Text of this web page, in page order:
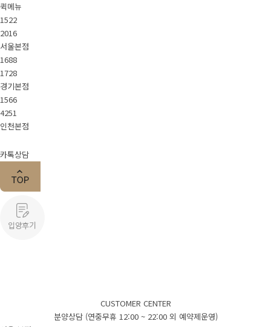
퀵메뉴
1522
2016
서울본점
1688
1728
경기본점
1566
4251
인천본점
카톡상담
CUSTOMER CENTER
분양상담 (연중무휴 12:00 ~ 22:00 외 예약제운영)